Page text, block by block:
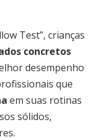
Test”, crianças
concretos
desempenho
que
em suas rotinas
sólidos,